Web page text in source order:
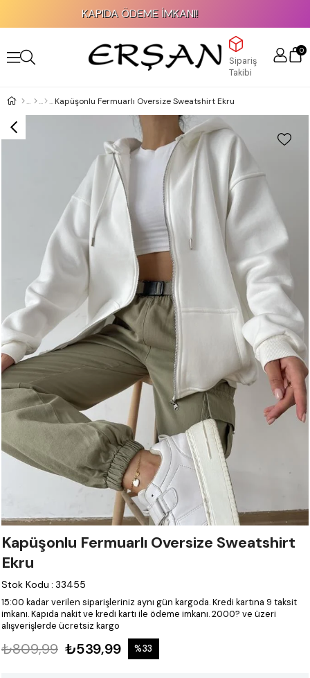
KAPIDA ÖDEME İMKANI!
Sipariş
Takibi
0
Kapüşonlu Fermuarlı Oversize Sweatshirt Ekru
Kapüşonlu Fermuarlı Oversize Sweatshirt
Ekru
Stok Kodu : 33455
15:00 kadar verilen siparişleriniz aynı gün kargoda.Kredi kartına 9 taksit
imkanı.Kapıda nakit ve kredi kartı ile ödeme imkanı.2000? ve üzeri
alışverişlerde ücretsiz kargo
₺809,99 ₺539,99 %33